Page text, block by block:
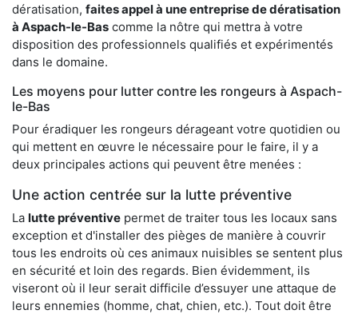
dératisation, faites appel à une entreprise de dératisation
à Aspach-le-Bas comme la nôtre qui mettra à votre
disposition des professionnels qualifiés et expérimentés
dans le domaine.
Les moyens pour lutter contre les rongeurs à Aspach-
le-Bas
Pour éradiquer les rongeurs dérageant votre quotidien ou
qui mettent en œuvre le nécessaire pour le faire, il y a
deux principales actions qui peuvent être menées :
Une action centrée sur la lutte préventive
La lutte préventive permet de traiter tous les locaux sans
exception et d'installer des pièges de manière à couvrir
tous les endroits où ces animaux nuisibles se sentent plus
en sécurité et loin des regards. Bien évidemment, ils
viseront où il leur serait difficile d’essuyer une attaque de
leurs ennemies (homme, chat, chien, etc.). Tout doit être